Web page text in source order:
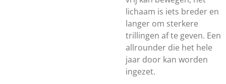
lichaam is iets breder en
langer om sterkere
trillingen af te geven. Een
allrounder die het hele
jaar door kan worden
ingezet.